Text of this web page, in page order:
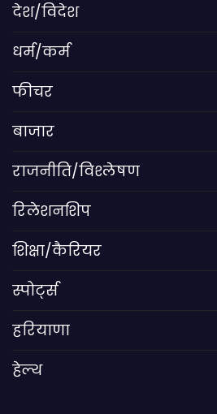
देश/विदेश
धर्म/कर्म
फीचर
बाजार
राजनीति/विश्लेषण
रिलेशनशिप
शिक्षा/कैरियर
स्पोर्ट्स
हरियाणा
हेल्थ